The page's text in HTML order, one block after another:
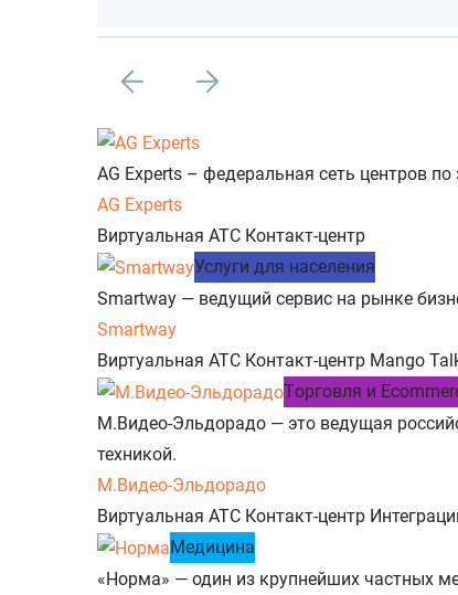
AG Experts – федеральная сеть центров
AG Experts
Виртуальная АТС Контакт-центр
Услуги для населения
Smartway — ведущий сервис на рынке
Smartway
Виртуальная АТС Контакт-центр Mango
Tорговля и
М.Видео-Эльдорадо — это ведущая
техникой.
М.Видео-Эльдорадо
Виртуальная АТС Контакт-центр
Медицина
«Норма» — один из крупнейших частных